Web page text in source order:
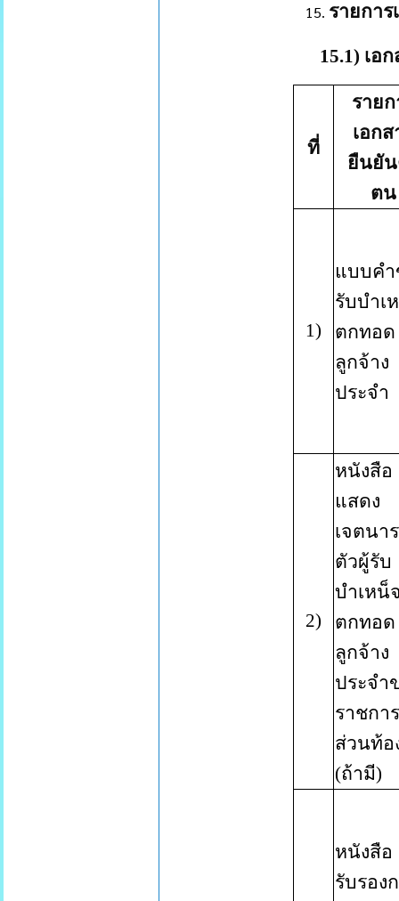
รายกา
15.1) เ
ที่
รายก
เอกส
ยืนยั
ตน
1)
แบบค
รับบำเ
ตกทอด
ลูกจ้าง
ประจำ
2)
หนังสือ
แสดง
เจตนา
ตัวผู้รับ
บำเหน็
ตกทอด
ลูกจ้าง
ประจำ
ราชการ
ส่วนท้อ
(ถ้ามี)
หนังสือ
รับรอง